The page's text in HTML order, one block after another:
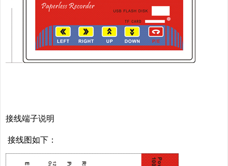
接线端子说明
接线图如下：